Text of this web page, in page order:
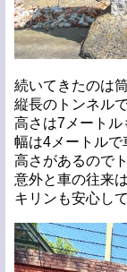
続いてきたのは
縦長のトンネル
高さは7メートル
幅は4メートル
高さがあるので
意外と車の往来
キリンも安心し